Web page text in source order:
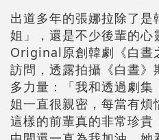
出道多年的張娜拉除了
姐」，還是不少後輩的心
Original原創韓劇《白晝
訪問，透露拍攝《白晝》
多力量：「我和透過劇集
姐一直很親密，每當有
這樣的前輩真的非常珍貴